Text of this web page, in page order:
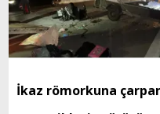
İkaz römorkuna